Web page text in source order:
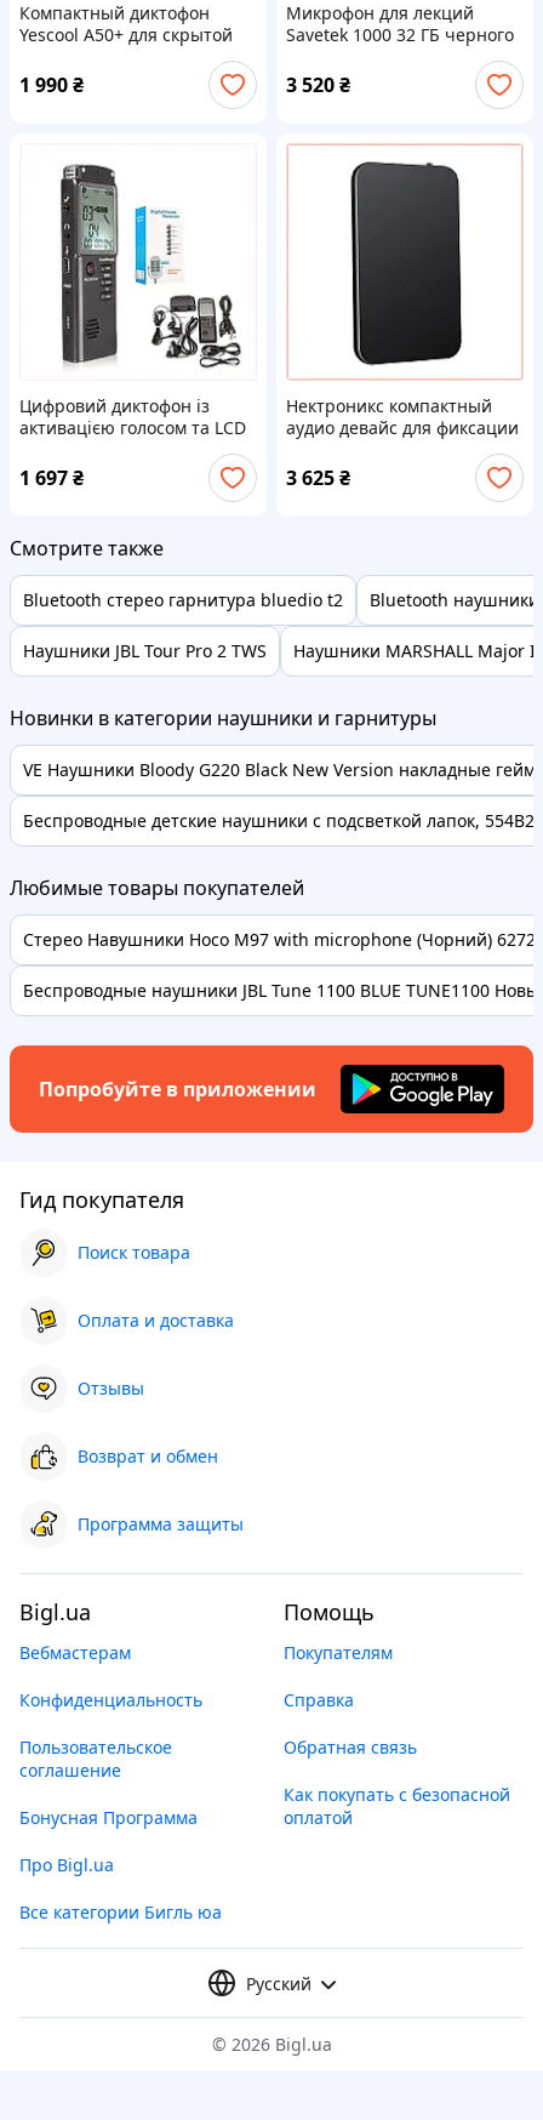
Компактный диктофон
Yescool A50+ для скрытой
1 990₴
Микрофон для лекций
Savetek 1000 32 ГБ черного
3 520₴
Цифровий диктофон із
активацією голосом та LCD
екраном Doitop T60 16 Гб
пам'яті (100322) T14390A83
1 697₴
Нектроникс компактный
аудио девайс для фиксации
3 625₴
Смотрите также
Bluetooth стерео гарнитура bluedio t2 Bluetooth наушники
Наушники JBL Tour Pro 2 TWS Наушники MARSHALL Major
Новинки в категории наушники и гарнитуры
VE Наушники Bloody G220 Black New Version накладные
Беспроводные детские наушники с подсветкой лапок,
Любимые товары покупателей
Стерео Навушники Hoco M97 with microphone (Чорний)
Беспроводные наушники JBL Tune 1100 BLUE TUNE1100
Попробуйте в приложении
Гид покупателя
Поиск товара
Оплата и доставка
Отзывы
Возврат и обмен
Программа защиты
Bigl.ua
Вебмастерам
Конфиденциальность
Пользовательское
соглашение
Бонусная Программа
Про Bigl.ua
Все категории Бигль юа
Помощь
Покупателям
Справка
Обратная связь
Как покупать с безопасной
оплатой
Русский
© 2026 Bigl.ua